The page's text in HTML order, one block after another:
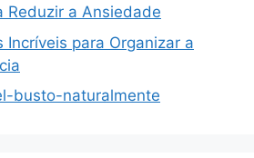
Reduzir a Ansiedade
Incríveis para Organizar a
busto-naturalmente